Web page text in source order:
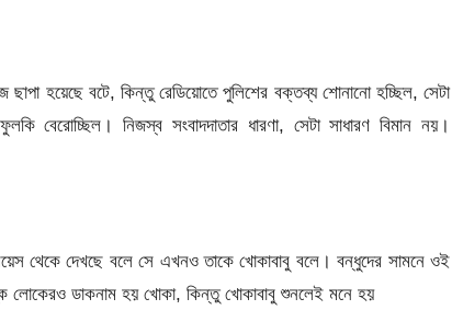
ছাপা হয়েছে বটে, কিন্তু রেডিয়োতে পুলিশের বক্তব্য শোনানো হচ্ছিল, সেটা
বেরোচ্ছিল। নিজস্ব সংবাদদাতার ধারণা, সেটা সাধারণ বিমান নয়।
থেকে দেখছে বলে সে এখনও তাকে খোকাবাবু বলে। বন্ধুদের সামনে ওই
ডাকনাম হয় খোকা, কিন্তু খোকাবাবু শুনলেই মনে হয়